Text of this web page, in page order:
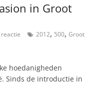
in Groot
reactie 2012, 500, Groot
hoedanigheden
Sinds de introductie in